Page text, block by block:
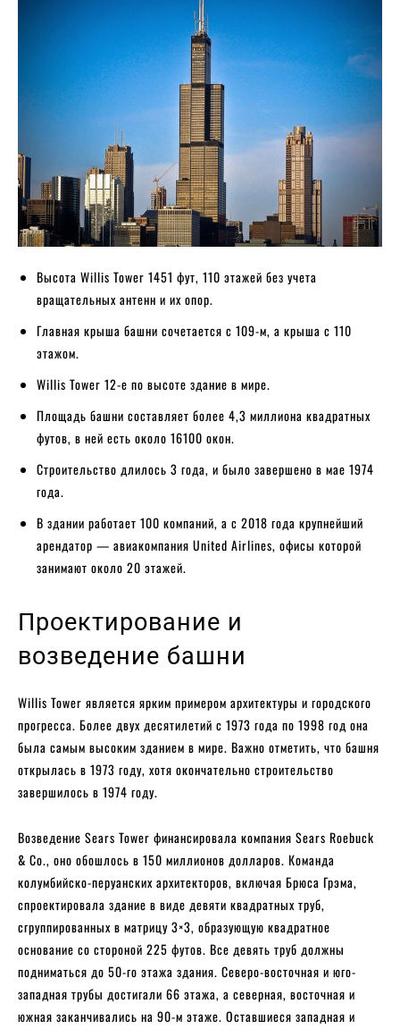
Высота Willis Tower 1451 фут, 110 этажей без учета
вращательных антенн и их опор.
Главная крыша башни сочетается с 109-м, а крыша с 110
этажом.
Willis Tower 12-е по высоте здание в мире.
Площадь башни составляет более 4,3 миллиона квадратных
футов, в ней есть около 16100 окон.
Строительство длилось 3 года, и было завершено в мае 1974
года.
В здании работает 100 компаний, а с 2018 года крупнейший
арендатор — авиакомпания United Airlines, офисы которой
занимают около 20 этажей.
Проектирование и
возведение башни
Willis Tower является ярким примером архитектуры и городского
прогресса. Более двух десятилетий с 1973 года по 1998 год она
была самым высоким зданием в мире. Важно отметить, что башня
открылась в 1973 году, хотя окончательно строительство
завершилось в 1974 году.
Возведение Sears Tower финансировала компания Sears Roebuck
& Co., оно обошлось в 150 миллионов долларов. Команда
колумбийско-перуанских архитекторов, включая Брюса Грэма,
спроектировала здание в виде девяти квадратных труб,
сгруппированных в матрицу 3×3, образующую квадратное
основание со стороной 225 футов. Все девять труб должны
подниматься до 50-го этажа здания. Северо-восточная и юго-
западная трубы достигали 66 этажа, а северная, восточная и
южная заканчивались на 90-м этаже. Оставшиеся западная и